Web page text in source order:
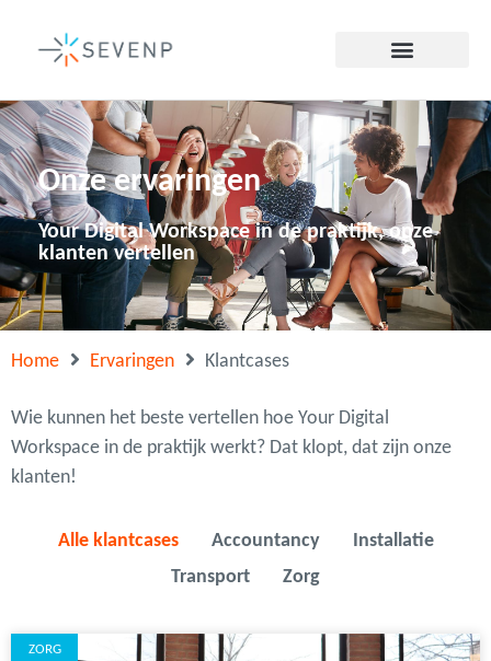
Onze ervaringen
Your Digital Workspace in de praktijk, onze
klanten vertellen
Home Ervaringen Klantcases
Wie kunnen het beste vertellen hoe Your Digital
Workspace in de praktijk werkt? Dat klopt, dat zijn onze
klanten!
Alle klantcases Accountancy
Installatie
Transport
Zorg
ZORG